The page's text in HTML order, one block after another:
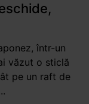
într-un
văzut o sticlă
pe un raft de